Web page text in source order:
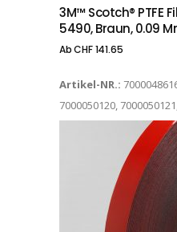
3M™ Scotch® PTFE
5490, Braun, 0.09
AbCHF141.65
Artikel-NR.:
7000050120,